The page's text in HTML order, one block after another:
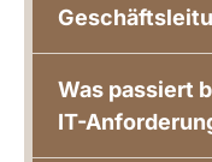
Was passiert
IT-